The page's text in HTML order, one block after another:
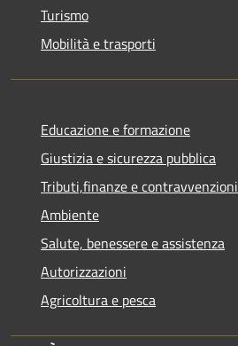
Turismo
Mobilità e trasporti
Educazione e formazione
Giustizia e sicurezza pubblica
Tributi,finanze e contravvenzioni
Ambiente
Salute, benessere e assistenza
Autorizzazioni
Agricoltura e pesca